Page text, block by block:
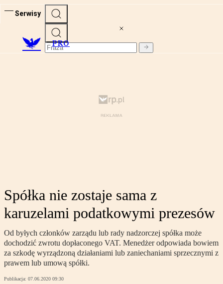
Serwisy
PRO
Spółka nie zostaje sama z
karuzelami podatkowymi prezesów
Od byłych członków zarządu lub rady nadzorczej spółka może
dochodzić zwrotu dopłaconego VAT. Menedżer odpowiada bowiem
za szkodę wyrządzoną działaniami lub zaniechaniami sprzecznymi z
prawem lub umową spółki.
Publikacja: 07.06.2020 09:30